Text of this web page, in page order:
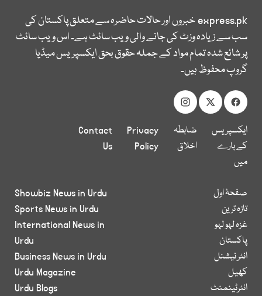
express.pkخبروں اور حالات حاضرہ سے متعلق پاکستان کی
سب سے زیادہ وزٹ کی جانے والی ویب سائٹ ہے۔ اس ویب سائٹ
پر شائع شدہ تمام مواد کے جملہ حقوق بحق ایکسپریس میڈیا
گروپ محفوظ ہیں۔
ایکسپریس
کے بارے
میں
ضابطہ
اخلاق
Privacy
Policy
Contact
Us
صفحۂ اول
تازہ ترین
غزہ لہو لہو
پاکستان
انٹر نیشنل
کھیل
انٹرٹینمنٹ
Showbiz News in Urdu
Sports News in Urdu
International News in
Urdu
Business News in Urdu
Urdu Magazine
Urdu Blogs